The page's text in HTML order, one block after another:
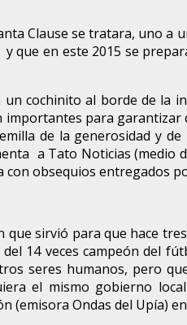
Clause se tratara, uno
en este 2015 se
cochinito al borde de la
para
de la generosidad y
a Tato Noticias
obsequios entregados
sirvió para que hace
14 veces campeón del
seres humanos, pero
el mismo gobierno
Ondas del Upía)